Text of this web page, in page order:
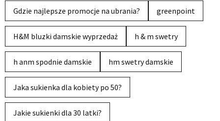
Gdzie najlepsze promocje na ubrania? greenpoint
H&M bluzki damskie wyprzedaż h & m swetry
h anm spodnie damskie hm swetry damskie
Jaka sukienka dla kobiety po 50?
Jakie sukienki dla 30 latki?